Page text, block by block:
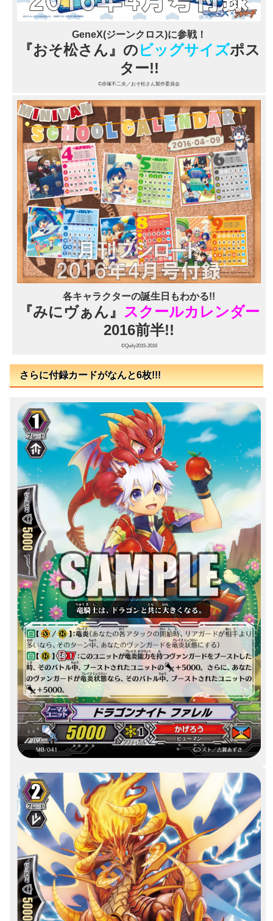
GeneX(ジーンクロス)に参戦！
『おそ松さん』のビッグサイズポス
ター!!
©赤塚不二夫／おそ松さん製作委員会
各キャラクターの誕生日もわかる!!
『みにヴぁん』 スクールカレンダー
2016前半!!
©Quily2015-2016
さらに付録カードがなんと6枚!!!